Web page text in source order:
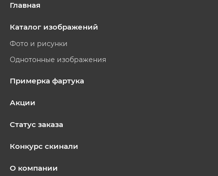
Главная
Каталог изображений
Фото и рисунки
Однотонные изображения
Примерка фартука
Акции
Статус заказа
Конкурс скинали
О компании